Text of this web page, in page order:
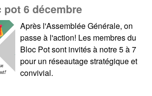
pot 6 décembre
Après l'Assemblée Générale, on
passe à l'action! Les membres du
Bloc Pot sont invités à notre 5 à 7
pour un réseautage stratégique et
convivial.